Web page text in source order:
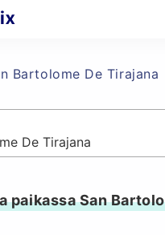
Bartolome De Tirajana
paikassa San